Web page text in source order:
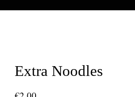
Extra Noodles